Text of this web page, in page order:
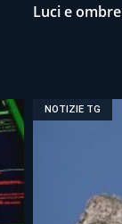
Luci e
NOTIZIE TG